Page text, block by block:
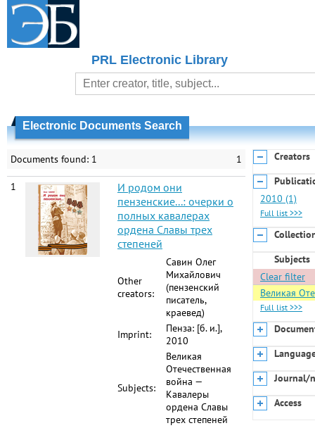
PRL Electronic Library
Electronic Documents Search
Documents found: 1 1
1
И родом они
пензенские...: очерки о
полных кавалерах
ордена Славы трех
степеней
Other
creators:
Савин Олег
Михайлович
(пензенский
писатель,
краевед)
Imprint:
Пенза: [б. и.],
2010
Subjects:
Великая
Отечественная
война —
Кавалеры
ордена Славы
трех степеней
Creators
2010 (1)
Full list >>>
Subjects
Clear filter
Великая
Full list >>>
Journal/
Access